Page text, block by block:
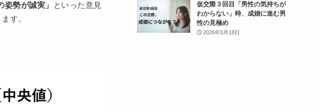
勢が誠実」
といった意見
す。
仮交際３回目「男性の気持ちが
わからない」時、成婚に進む男
性の見極め
2026年5月18日